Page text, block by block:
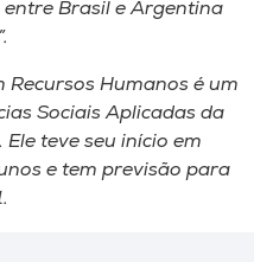
entre Brasil e Argentina
Recursos Humanos é um
Sociais Aplicadas da
teve seu início em
e tem previsão para